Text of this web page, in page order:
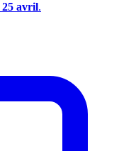
25 avril.